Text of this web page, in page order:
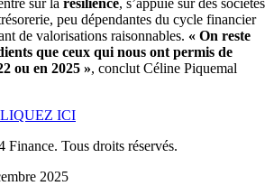
peu dépendantes du cycle financier
de valorisations raisonnables. « On reste
que ceux qui nous ont permis de
ou en 2025 », conclut Céline Piquemal
ICI
Tous droits réservés.
2025